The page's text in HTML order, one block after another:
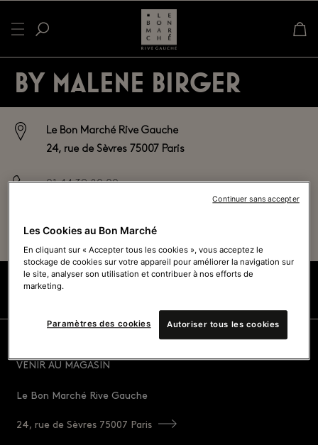
BY MALENE BIRGER
Le Bon Marché Rive Gauche
24, rue de Sèvres 75007 Paris
01 44 39 80 00
Voir tous les horaires
VENIR AU MAGASIN
Le Bon Marché Rive Gauche
24, rue de Sèvres 75007 Paris
Les Cookies au Bon Marché
En cliquant sur « Accepter tous les cookies », vous acceptez le
stockage de cookies sur votre appareil pour améliorer la navigation sur
le site, analyser son utilisation et contribuer à nos efforts de
marketing.
Paramètres des cookies Autoriser tous les cookies
Continuer sans accepter